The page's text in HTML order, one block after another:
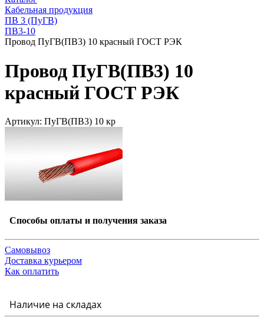
Кабельная продукция
ПВ 3 (ПуГВ)
ПВ3-10
Провод ПуГВ(ПВ3) 10 красный ГОСТ РЭК
Провод ПуГВ(ПВ3) 10
красный ГОСТ РЭК
Артикул: ПуГВ(ПВ3) 10 кр
Способы оплаты и получения заказа
Самовывоз
Доставка курьером
Как оплатить
Наличие на складах